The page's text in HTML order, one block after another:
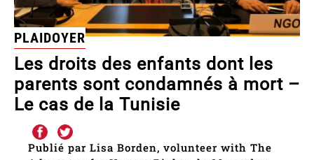
Les droits des enfants dont les
parents sont condamnés à mort –
Le cas de la Tunisie
PLAIDOYER
Publié par Lisa Borden, volunteer with The